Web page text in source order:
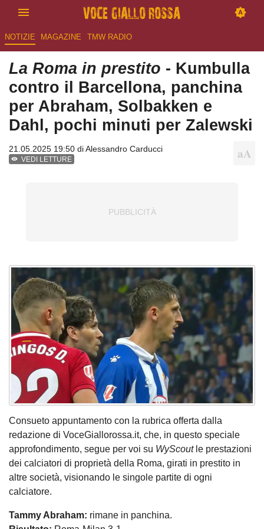
NOTIZIE MAGAZINE TMW RADIO
La Roma in prestito - Kumbulla
contro il Barcellona, panchina
per Abraham, Solbakken e
Dahl, pochi minuti per Zalewski
21.05.2025 19:50 diAlessandro Carducci
VEDI LETTURE
Consueto appuntamento con la rubrica offerta dalla
redazione di VoceGiallorossa.it, che, in questo speciale
approfondimento, segue per voi su WyScout le prestazioni
dei calciatori di proprietà della Roma, girati in prestito in
altre società, visionando le singole partite di ogni
calciatore.
Tammy Abraham: rimane in panchina.